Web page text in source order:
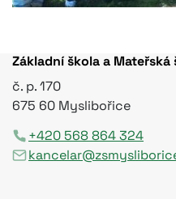
Základní škola a
č. p. 170
675 60 Myslibořice
+420 568 864 324